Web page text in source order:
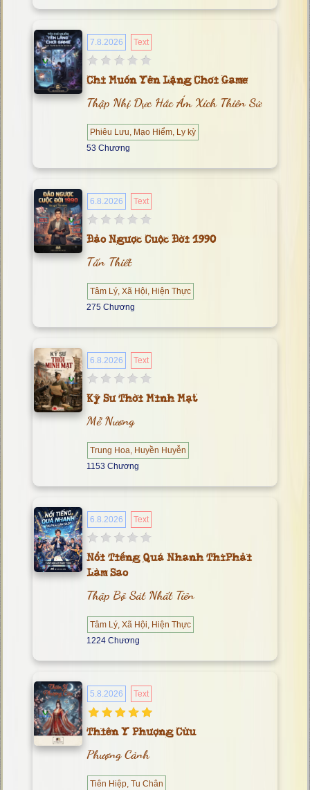
7.8.2026 Text
Chỉ Muốn Yên Lặng Chơi Game
Thập Nhị Dực Hắc Ám Xích Thiên Sứ
Phiêu Lưu, Mạo Hiểm, Ly kỳ
53 Chương
6.8.2026 Text
Đảo Ngược Cuộc Đời 1990
Tấn Thiết
Tâm Lý, Xã Hội, Hiện Thực
275 Chương
6.8.2026 Text
Kỹ Sư Thời Minh Mạt
Mễ Nương
Trung Hoa, Huyền Huyễn
1153 Chương
6.8.2026 Text
Nổi Tiếng Quá Nhanh Thì Phải
Làm Sao
Thập Bộ Sát Nhất Tiên
Tâm Lý, Xã Hội, Hiện Thực
1224 Chương
5.8.2026 Text
Thiên Y Phượng Cửu
Phượng Cảnh
Tiên Hiệp, Tu Chân